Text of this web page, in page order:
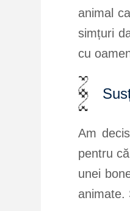
animal
simțuri
cu
Am
pentru
unei
animate.